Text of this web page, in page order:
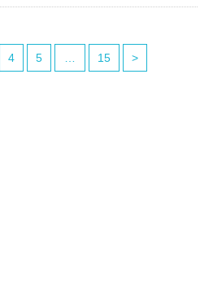
4 5 … 15 >